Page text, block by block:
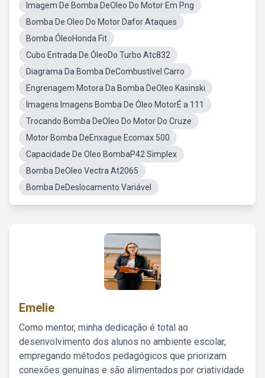
Imagem De Bomba DeOleo Do Motor Em Png
Bomba De Oleo Do Motor Dafor Ataques
Bomba ÓleoHonda Fit
Cubo Entrada De ÓleoDo Turbo Atc832
Diagrama Da Bomba DeCombustível Carro
Engrenagem Motora Da Bomba DeOleo Kasinski
Imagens Imagens Bomba De Óleo MotorÉ a 111
Trocando Bomba DeOleo Do Motor Do Cruze
Motor Bomba DeEnxague Ecomax 500
Capacidade De Oleo BombaP42 Simplex
Bomba DeOleo Vectra At2065
Bomba DeDeslocamento Variável
Emelie
Como mentor, minha dedicação é total ao
desenvolvimento dos alunos no ambiente escolar,
empregando métodos pedagógicos que priorizam
conexões genuínas e são alimentados por criatividade